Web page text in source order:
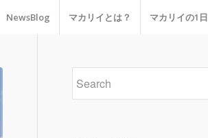
NewsBlog マカリイとは？ マカリイの1日